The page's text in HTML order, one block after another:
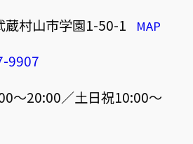
蔵村山市学園1-50-1 MAP
9907
～20:00／土日祝10:00～